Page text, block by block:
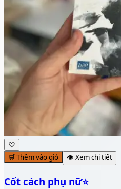
♡
🛒 Thêm vào giỏ
👁️ Xem chi tiết
Cốt cách phụ nữ⭐